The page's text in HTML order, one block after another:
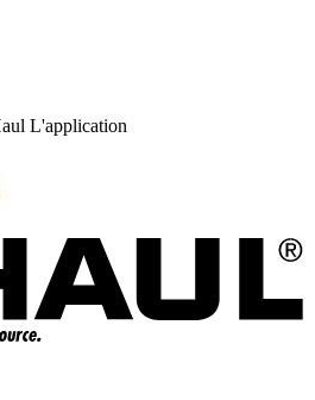
L'application